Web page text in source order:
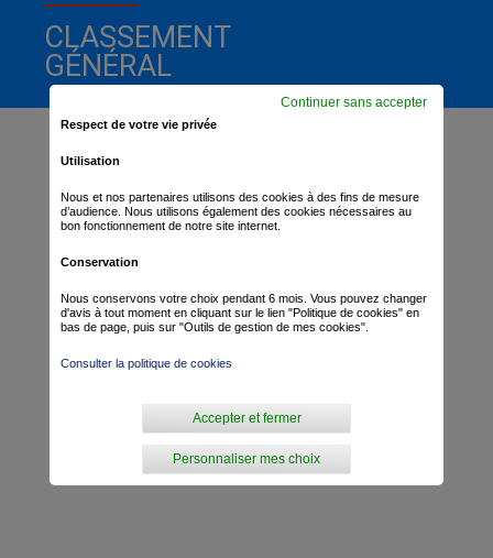
CLASSEMENT
GÉNÉRAL
Respect de votre vie privée
Utilisation
Nous et nos partenaires utilisons des cookies à des fins de mesure
d’audience. Nous utilisons également des cookies nécessaires au
bon fonctionnement de notre site internet.
Conservation
Nous conservons votre choix pendant 6 mois. Vous pouvez changer
d'avis à tout moment en cliquant sur le lien "Politique de cookies" en
bas de page, puis sur "Outils de gestion de mes cookies".
Consulter la politique de cookies
Personnaliser mes choix
Accepter et fermer
Continuer sans accepter